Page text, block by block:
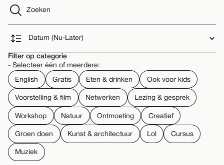
Filter op categorie
- Selecteer één of meerdere:
English Gratis Eten & drinken Ook voor kids
Voorstelling & film Netwerken Lezing & gesprek
Workshop Natuur Ontmoeting Creatief
Groen doen Kunst & architectuur Lol Cursus
Muziek